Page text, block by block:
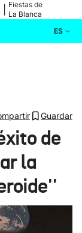
Fiestas de
La Blanca
ES
Guardar
de
la